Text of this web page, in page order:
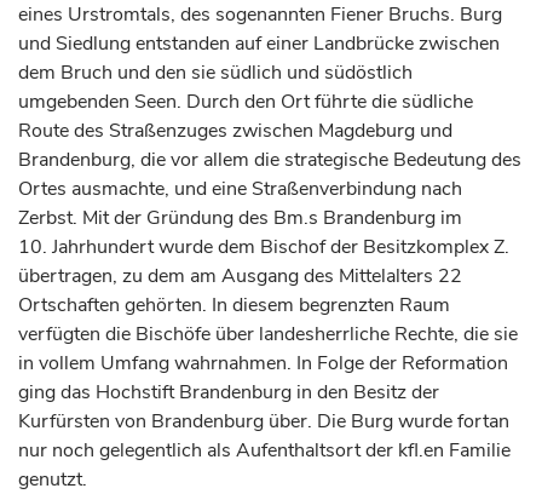
eines Urstromtals, des sogenannten Fiener Bruchs. Burg
und Siedlung entstanden auf einer Landbrücke zwischen
dem Bruch und den sie südlich und südöstlich
umgebenden Seen. Durch den Ort führte die südliche
Route des Straßenzuges zwischen Magdeburg und
Brandenburg, die vor allem die strategische Bedeutung des
Ortes ausmachte, und eine Straßenverbindung nach
Zerbst. Mit der Gründung des Bm.s Brandenburg im
10. Jahrhundertwurde dem Bischofder Besitzkomplex Z.
übertragen, zu dem am Ausgang des Mittelalters 22
Ortschaften gehörten. In diesem begrenzten Raum
verfügten die Bischöfe über landesherrliche Rechte, die sie
in vollem Umfang wahrnahmen. In Folge der Reformation
ging das Hochstift Brandenburg in den Besitz der
Kurfürsten von Brandenburg über. Die Burg wurde fortan
nur noch gelegentlich als Aufenthaltsort der kfl.en Familie
genutzt.